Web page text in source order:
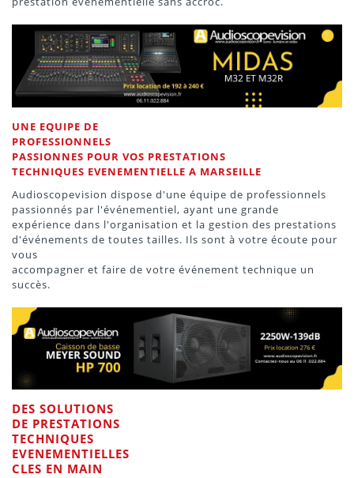
UNE EQUIPE DE
PROFESSIONNELS
PASSIONNES POUR VOS PRESTATIONS
TECHNIQUES EVENEMENTIELLE A MARSEILLE
Audioscopevision dispose d'une équipe de professionnels
passionnés par l'événementiel, ayant une grande
expérience dans l'organisation et la gestion des prestations
d'événements de toutes tailles. Ils sont à votre écoute pour
vous
accompagner et faire de votre événement technique un
succès.
DES SOLUTIONS
DE PRESTATIONS
TECHNIQUES
EVENEMENTIELLES
CLES EN MAIN